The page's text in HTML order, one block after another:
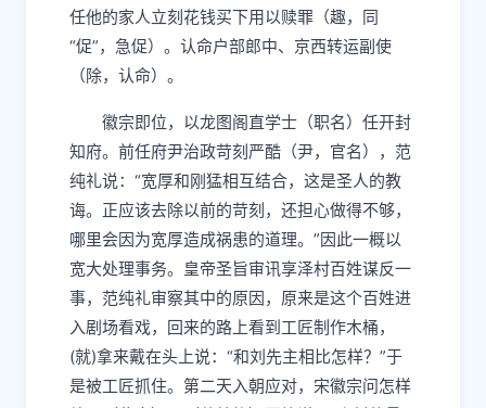
任他的家人立刻花钱买下用以赎罪（趣，同
“促”，急促）。认命户部郎中、京西转运副使
（除，认命）。
徽宗即位，以龙图阁直学士（职名）任开封
知府。前任府尹治政苛刻严酷（尹，官名），范
纯礼说：“宽厚和刚猛相互结合，这是圣人的教
诲。正应该去除以前的苛刻，还担心做得不够，
哪里会因为宽厚造成祸患的道理。”因此一概以
宽大处理事务。皇帝圣旨审讯享泽村百姓谋反一
事，范纯礼审察其中的原因，原来是这个百姓进
入剧场看戏，回来的路上看到工匠制作木桶，
(就)拿来戴在头上说：“和刘先主相比怎样？”于
是被工匠抓住。第二天入朝应对，宋徽宗问怎样